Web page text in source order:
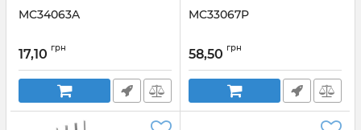
MC34063A
17,10 грн
MC33067P
58,50 грн